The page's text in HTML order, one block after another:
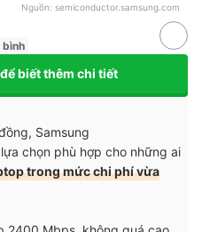
Nguồn: semiconductor.samsung.com
bình
biết thêm chi tiết
Samsung
chọn phù hợp cho những ai
trong mức chi phí vừa